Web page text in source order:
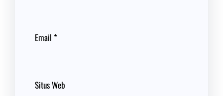
Email *
Situs Web